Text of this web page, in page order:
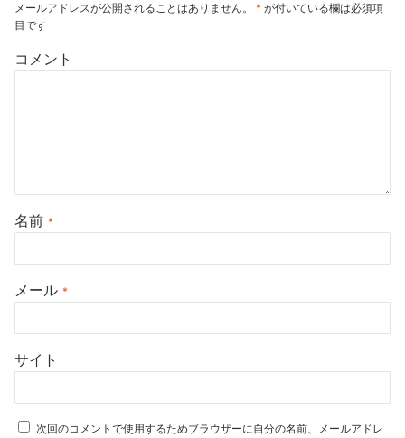
メールアドレスが公開されることはありません。 * が付いている欄は必須項
目です
コメント
名前 *
メール *
サイト
次回のコメントで使用するためブラウザーに自分の名前、メールアドレ